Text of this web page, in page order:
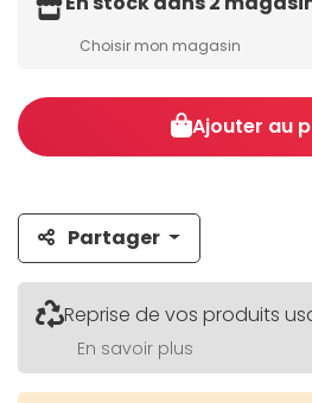
Choisir mon magasin
Ajouter au
Partager
Reprise de vos produits
En savoir plus